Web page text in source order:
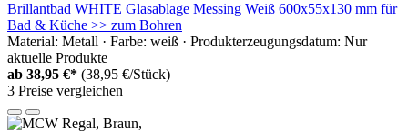
Brillantbad WHITE Glasablage Messing Weiß 600x55x130 mm für
Bad & Küche >> zum Bohren
Material: Metall · Farbe: weiß · Produkterzeugungsdatum: Nur
aktuelle Produkte
ab 38,95 €* (38,95 €/Stück)
3 Preise vergleichen